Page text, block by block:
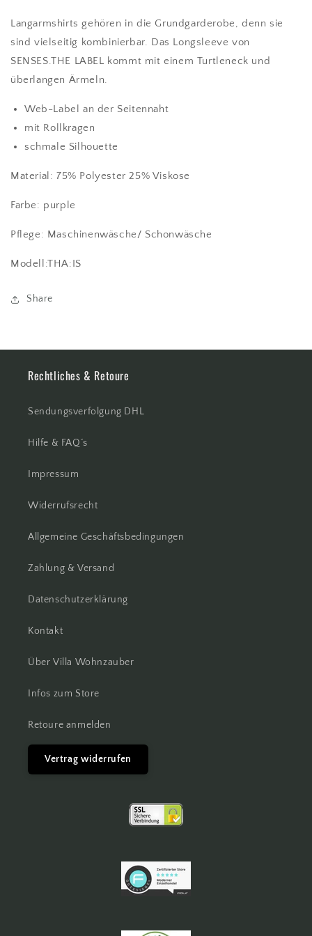
Langarmshirts gehören in die Grundgarderobe, denn sie
sind vielseitig kombinierbar. Das Longsleeve von
SENSES.THE LABEL kommt mit einem Turtleneck und
überlangen Ärmeln.
Web-Label an der Seitennaht
mit Rollkragen
schmale Silhouette
Material: 75% Polyester 25% Viskose
Farbe: purple
Pflege: Maschinenwäsche/ Schonwäsche
Modell:THA:IS
Share
Rechtliches & Retoure
Sendungsverfolgung DHL
Hilfe & FAQ´s
Impressum
Widerrufsrecht
Allgemeine Geschäftsbedingungen
Zahlung & Versand
Datenschutzerklärung
Kontakt
Über Villa Wohnzauber
Infos zum Store
Retoure anmelden
Vertrag widerrufen